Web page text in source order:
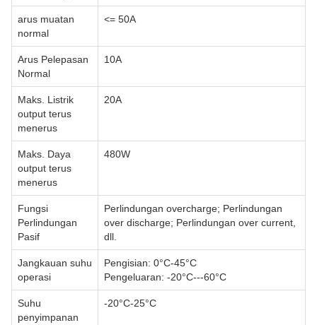
arus muatan
normal
<= 50A
Arus Pelepasan
Normal
10A
Maks. Listrik
output terus
menerus
20A
Maks. Daya
output terus
menerus
480W
Fungsi
Perlindungan
Pasif
Perlindungan overcharge; Perlindungan
over discharge; Perlindungan over current,
dll.
Jangkauan suhu
operasi
Pengisian: 0°C-45°C
Pengeluaran: -20°C---60°C
Suhu
penyimpanan
-20°C-25°C